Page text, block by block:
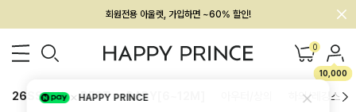
회원전용 아울렛, 가입하면 ~60% 할인!
멤버십 최대 28,000원 혜택 0
10,000
26SS 신상 BEST BABY[6~12M] 하의/레깅스
HAPPY PRINCE